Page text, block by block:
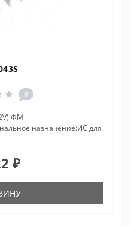
0
ФМ
назначение:ИС для
₽